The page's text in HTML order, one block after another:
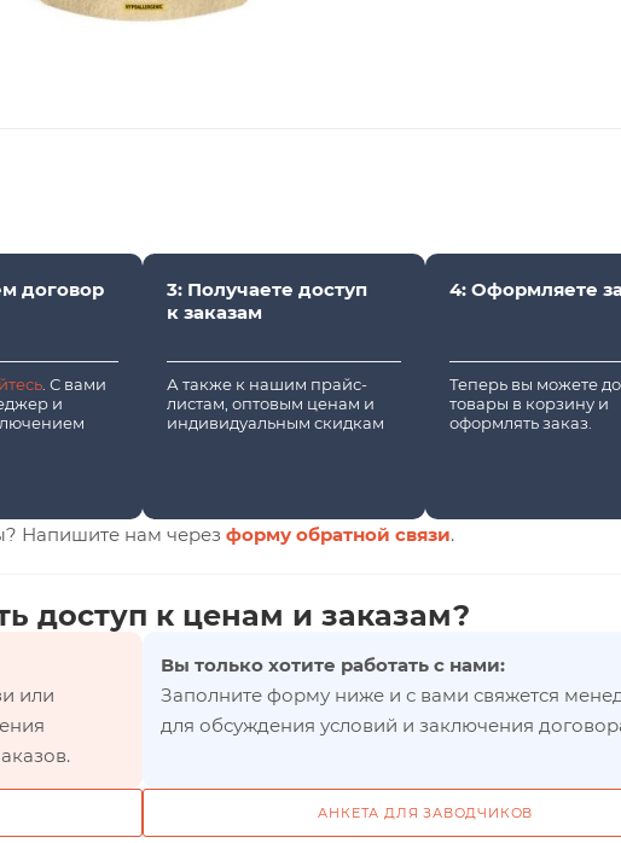
договор
. С вами
и
3: Получаете доступ
к заказам
А также к нашим прайс-
листам, оптовым ценам и
индивидуальным скидкам
4: Оформляете
Теперь вы можете
товары в корзину и
оформлять заказ.
Напишите нам через форму обратной связи.
доступ к ценам и заказам?
или
Вы только хотите работать с нами:
Заполните форму ниже и с вами свяжется
для обсуждения условий и заключения
АНКЕТА ДЛЯ ЗАВОДЧИКОВ